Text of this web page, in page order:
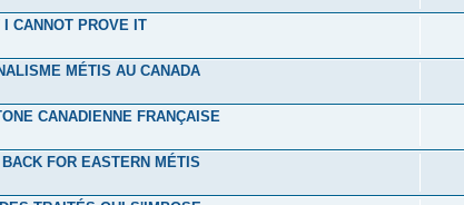
CANNOT PROVE IT
MÉTIS AU CANADA
CANADIENNE FRANÇAISE
FOR EASTERN MÉTIS